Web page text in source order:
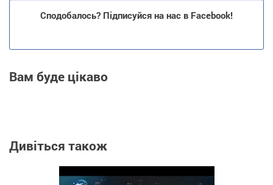
Сподобалось? Підписуйся на нас в Facebook!
Вам буде цікаво
Дивіться також